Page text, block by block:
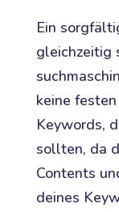
Ein
gleichzeitig
keine
Keywords,
sollten, da
Contents
deines